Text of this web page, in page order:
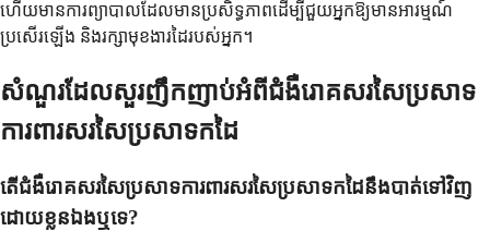
ហើយមានការព្យាបាលដែលមានប្រសិទ្ធភាពដើម្បីជួយអ្នកឱ្យមានអារម្មណ៍
ប្រសើរឡើង និងរក្សាមុខងារដៃរបស់អ្នក។
សំណួរដែលសួរញឹកញាប់អំពីជំងឺរោគសរសៃប្រសាទ
ការពារសរសៃប្រសាទកដៃ
តើជំងឺរោគសរសៃប្រសាទការពារសរសៃប្រសាទកដៃនឹងបាត់ទៅវិញ
ដោយខ្លួនឯងឬទេ?